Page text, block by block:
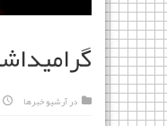
درآرشیو خبرها